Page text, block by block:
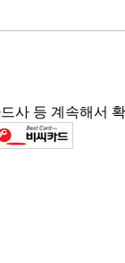
사 등 계속해서